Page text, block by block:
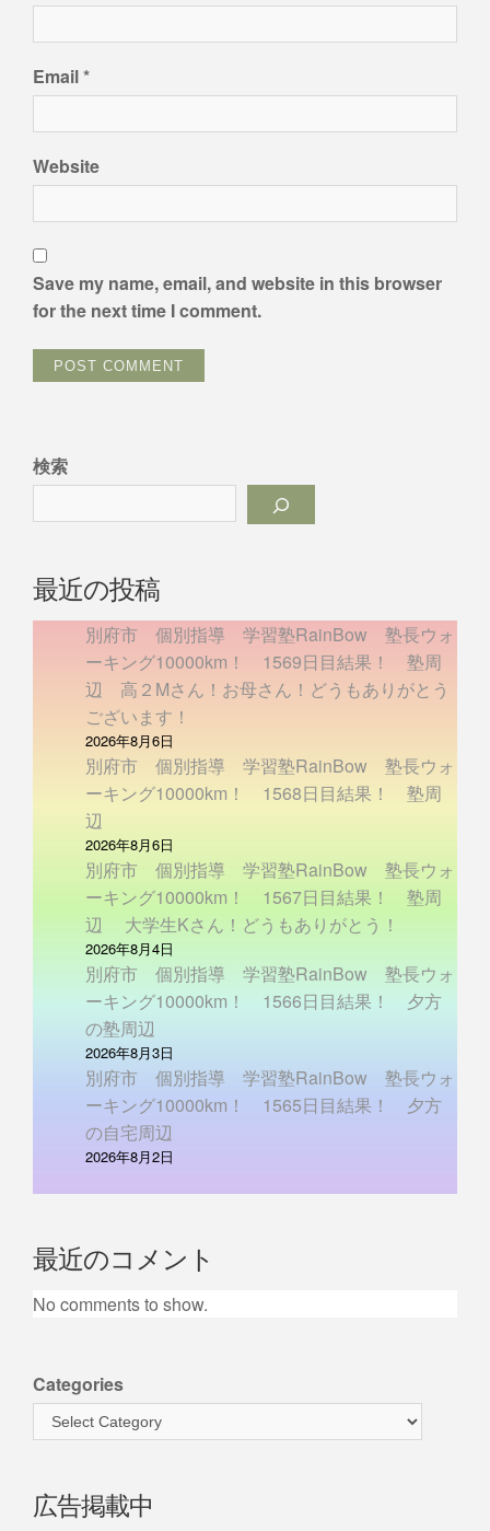
Email*
Website
Save my name, email, and website in this browser
for the next time I comment.
検索
最近の投稿
別府市 個別指導 学習塾RainBow 塾長ウォ
ーキング10000km！ 1569日目結果！ 塾周
辺 高２Mさん！お母さん！どうもありがとう
ございます！
2026年8月6日
別府市 個別指導 学習塾RainBow 塾長ウォ
ーキング10000km！ 1568日目結果！ 塾周
辺
2026年8月6日
別府市 個別指導 学習塾RainBow 塾長ウォ
ーキング10000km！ 1567日目結果！ 塾周
辺 大学生Kさん！どうもありがとう！
2026年8月4日
別府市 個別指導 学習塾RainBow 塾長ウォ
ーキング10000km！ 1566日目結果！ 夕方
の塾周辺
2026年8月3日
別府市 個別指導 学習塾RainBow 塾長ウォ
ーキング10000km！ 1565日目結果！ 夕方
の自宅周辺
2026年8月2日
最近のコメント
No comments to show.
Categories
広告掲載中